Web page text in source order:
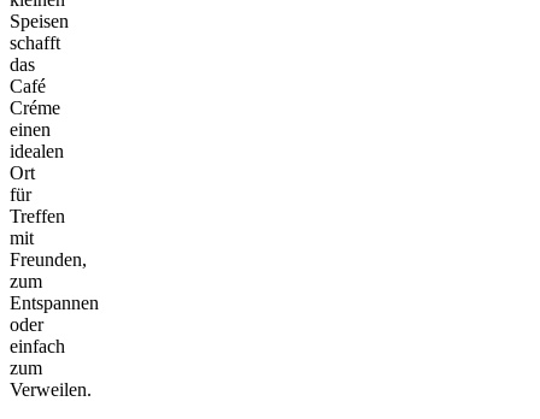
Speisen
schafft
das
Café
Créme
einen
idealen
Ort
für
Treffen
mit
Freunden,
zum
Entspannen
oder
einfach
zum
Verweilen.